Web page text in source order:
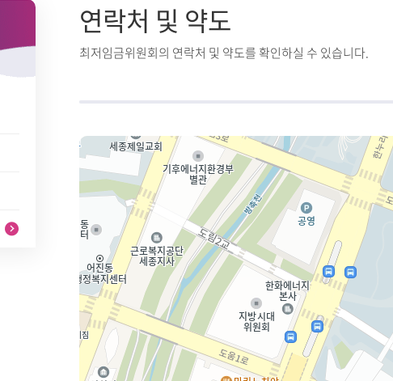
연락처 및 약도
최저임금위원회의 연락처 및 약도를 확인하실 수 있습니다.